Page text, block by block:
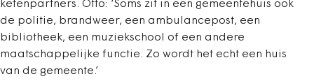
ketenpartners. Otto: ‘Soms zit in een gemeentehuis ook
de politie, brandweer, een ambulancepost, een
bibliotheek, een muziekschool of een andere
maatschappelijke functie. Zo wordt het echt een huis
van de gemeente.’